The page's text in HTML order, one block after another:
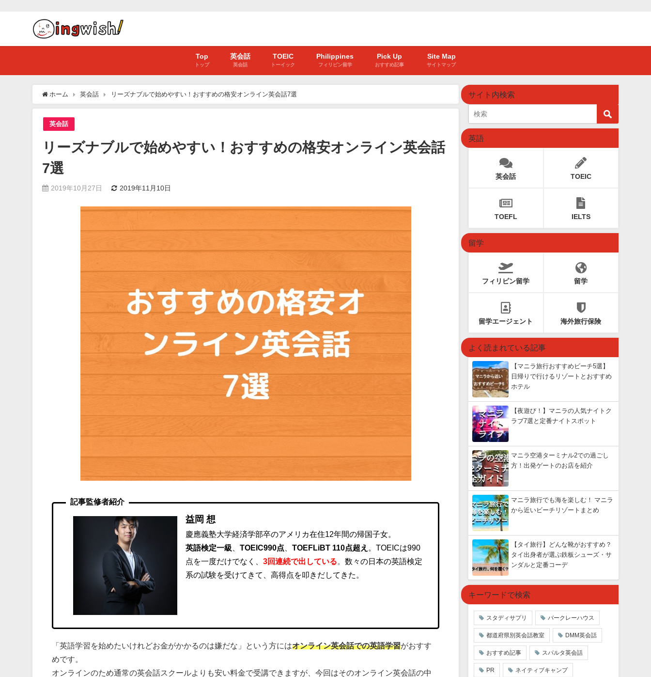
Top
トップ
英会話
英会話
TOEIC
トーイック
Philippines
フィリピン留学
Pick Up
おすすめ記事
Site Map
サイトマップ
ホーム 英会話 リーズナブルで始めやすい！おすすめの格安オンライン英会話7選
英会話
リーズナブルで始めやすい！おすすめの格安オンライン英会話
7選
2019年10月27日 2019年11月10日
記事監修者紹介
益岡 想
慶應義塾大学経済学部卒のアメリカ在住12年間の帰国子女。
英語検定一級
TOEIC990点 TOEFLiBT 110点超え
TOEICは990
点を一度だけでなく、 3回連続で出している
数々の日本の英語検定
系の試験を受けてきて、高得点を叩きだしてきた。
「英語学習を始めたいけれどお金がかかるのは嫌だな」という方にはオンライン英会話での英語学習がおすす
めです。
オンラインのため通常の英会話スクールよりも安い料金で受講できますが、今回はそのオンライン英会話の中
サイト内検索
英語
英会話 TOEIC
TOEFL IELTS
留学
フィリピン留学 留学
留学エージェント 海外旅行保険
よく読まれている記事
【マニラ旅行おすすめビーチ5選】
日帰りで行けるリゾートとおすすめ
ホテル
【夜遊び！】マニラの人気ナイトク
ラブ7選と定番ナイトスポット
マニラ空港ターミナル2での過ごし
方！出発ゲートのお店を紹介
マニラ旅行でも海を楽しむ！ マニラ
から近いビーチリゾートまとめ
【タイ旅行】どんな靴がおすすめ？
タイ出身者が選ぶ鉄板シューズ・サ
ンダルと定番コーデ
キーワードで検索
スタディサプリ バークレーハウス
都道府県別英会話教室 DMM英会話
おすすめ記事 スパルタ英会話
PR ネイティブキャンプ